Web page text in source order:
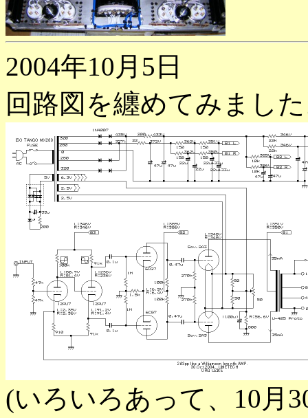
2004年10月5日
回路図を纏めてみまし
(いろいろあって、10月